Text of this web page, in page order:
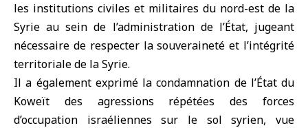
les institutions civiles et militaires du nord-est de la
Syrie au sein de l’administration de l’État, jugeant
nécessaire de respecter la souveraineté et l’intégrité
territoriale de la Syrie.
Il a également exprimé la condamnation de l’État du
Koweït des agressions répétées des forces
d’occupation israéliennes sur le sol syrien, vue